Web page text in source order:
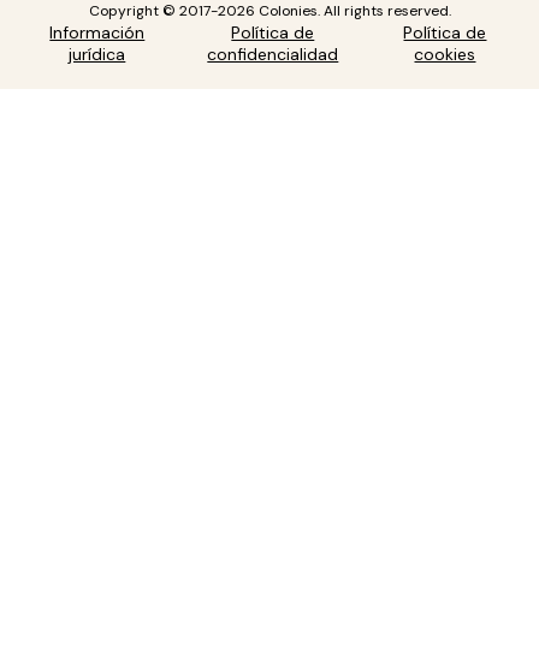
Copyright © 2017-2026 Colonies. All rights reserved.
Información
jurídica
Política de
confidencialidad
Política de
cookies